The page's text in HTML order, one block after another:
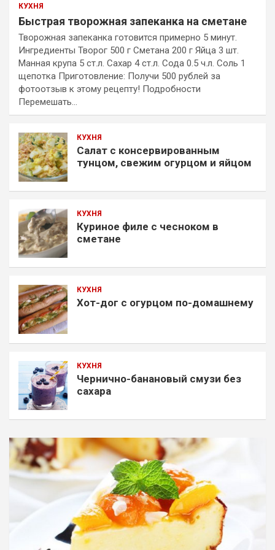
КУХНЯ
Быстрая творожная запеканка на сметане
Творожная запеканка готовится примерно 5 минут.
Ингредиенты Творог 500 г Сметана 200 г Яйца 3 шт.
Манная крупа 5 ст.л. Сахар 4 ст.л. Сода 0.5 ч.л. Соль 1
щепотка Приготовление: Получи 500 рублей за
фотоотзыв к этому рецепту! Подробности
Перемешать…
КУХНЯ
Салат с консервированным
тунцом, свежим огурцом и яйцом
КУХНЯ
Куриное филе с чесноком в
сметане
КУХНЯ
Хот-дог с огурцом по-домашнему
КУХНЯ
Чернично-банановый смузи без
сахара